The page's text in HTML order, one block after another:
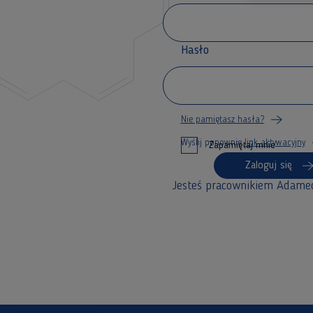
Hasło
Nie pamiętasz hasła?
Wyślij ponownie link aktywacyjny
Zapamiętaj mnie
Zaloguj się
Jesteś pracownikiem